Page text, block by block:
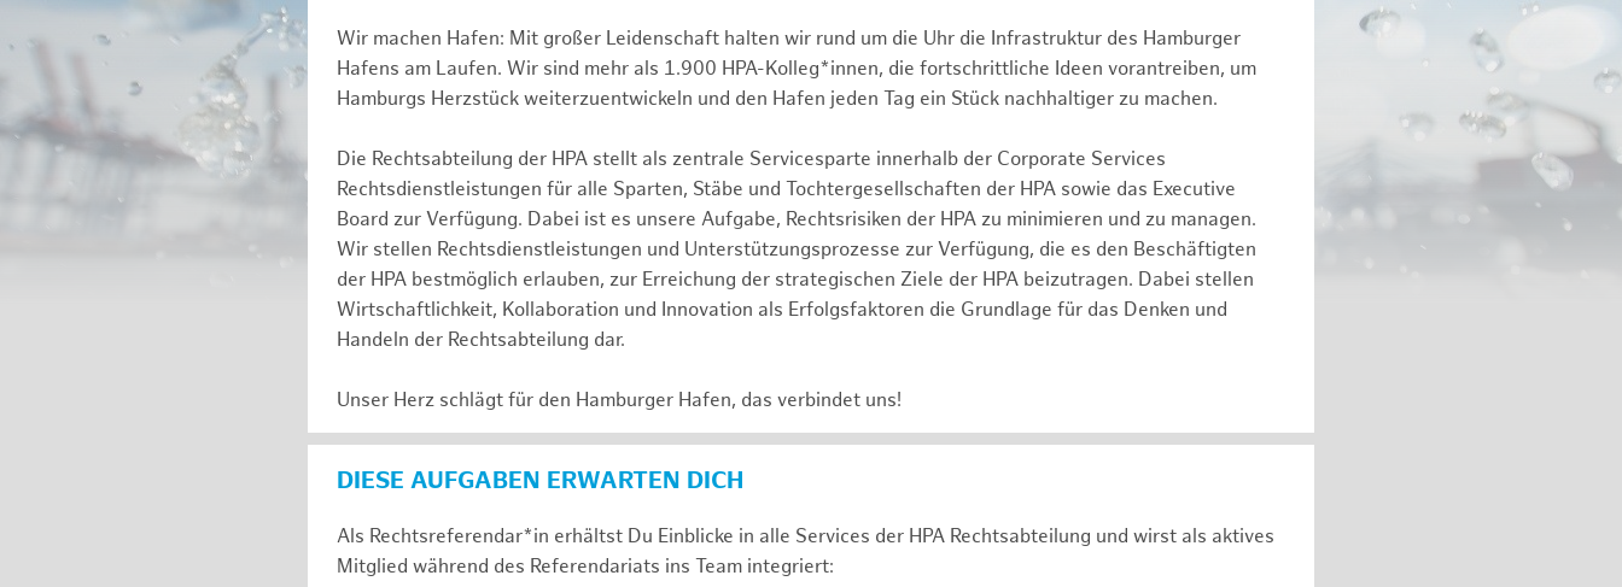
Wir machen Hafen: Mit großer Leidenschaft halten wir rund um die Uhr die Infrastruktur des Hamburger
Hafens am Laufen. Wir sind mehr als 1.900 HPA-Kolleg*innen, die fortschrittliche Ideen vorantreiben, um
Hamburgs Herzstück weiterzuentwickeln und den Hafen jeden Tag ein Stück nachhaltiger zu machen.
Die Rechtsabteilung der HPA stellt als zentrale Servicesparte innerhalb der Corporate Services
Rechtsdienstleistungen für alle Sparten, Stäbe und Tochtergesellschaften der HPA sowie das Executive
Board zur Verfügung. Dabei ist es unsere Aufgabe, Rechtsrisiken der HPA zu minimieren und zu managen.
Wir stellen Rechtsdienstleistungen und Unterstützungsprozesse zur Verfügung, die es den Beschäftigten
der HPA bestmöglich erlauben, zur Erreichung der strategischen Ziele der HPA beizutragen. Dabei stellen
Wirtschaftlichkeit, Kollaboration und Innovation als Erfolgsfaktoren die Grundlage für das Denken und
Handeln der Rechtsabteilung dar.
Unser Herz schlägt für den Hamburger Hafen, das verbindet uns!
DIESE AUFGABEN ERWARTEN DICH
Als Rechtsreferendar*in erhältst Du Einblicke in alle Services der HPA Rechtsabteilung und wirst als aktives
Mitglied während des Referendariats ins Team integriert: